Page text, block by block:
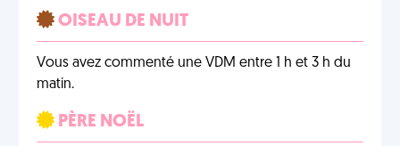
OISEAU DE NUIT
Vous avez commenté une VDM entre 1 h et 3 h du
matin.
PÈRE NOËL